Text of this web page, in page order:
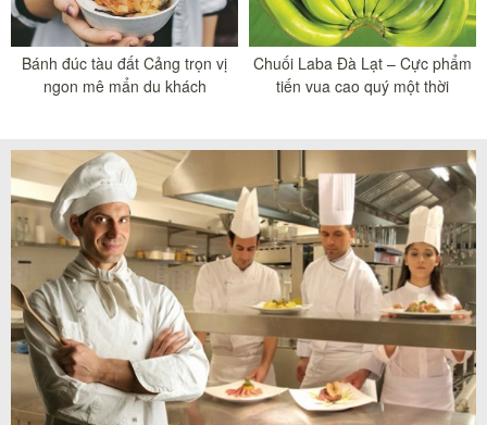
Bánh đúc tàu đất Cảng trọn vị
ngon mê mẩn du khách
Chuối Laba Đà Lạt – Cực phẩm
tiến vua cao quý một thời